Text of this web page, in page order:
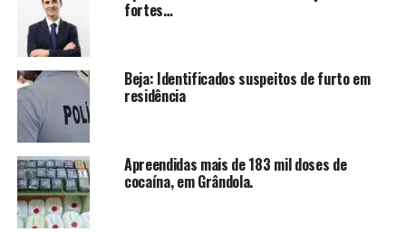
fortes…
Beja: Identificados suspeitos de furto em
residência
Apreendidas mais de 183 mil doses de
cocaína, em Grândola.